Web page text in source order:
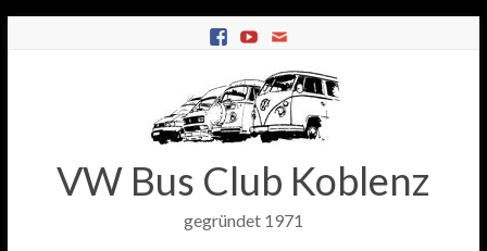
VW Bus Club Koblenz
gegründet 1971